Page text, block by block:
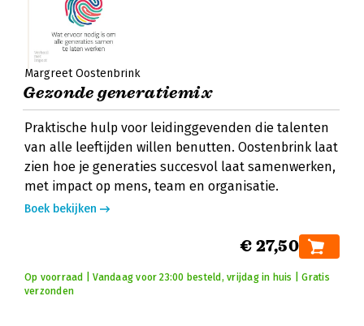
Margreet Oostenbrink
Gezonde generatiemix
Praktische hulp voor leidinggevenden die talenten
van alle leeftijden willen benutten. Oostenbrink laat
zien hoe je generaties succesvol laat samenwerken,
met impact op mens, team en organisatie.
Boek bekijken
€ 27,50
Op voorraad | Vandaag voor 23:00 besteld, vrijdag in huis | Gratis
verzonden